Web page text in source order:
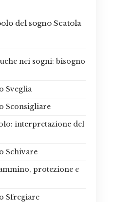
del sogno Scatola
nei sogni: bisogno
Sveglia
Sconsigliare
interpretazione del
Schivare
protezione e
Sfregiare